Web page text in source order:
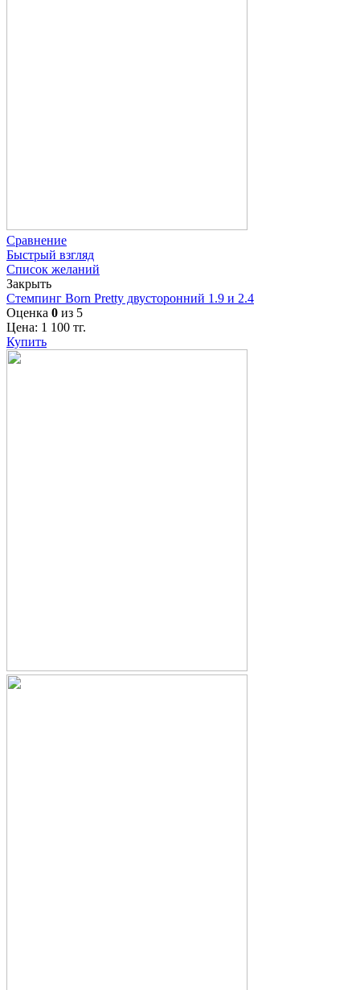
Сравнение
Быстрый взгляд
Список желаний
Закрыть
Стемпинг Born Pretty двусторонний 1.9 и 2.4
Оценка 0 из 5
Цена: 1 100 тг.
Купить